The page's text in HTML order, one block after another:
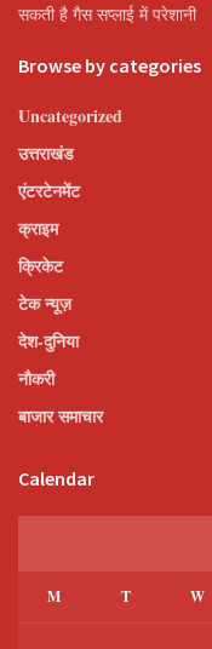
सकती है गैस सप्लाई में परेशानी
Browse by categories
Uncategorized
उत्तराखंड
एंटरटेनमेंट
क्राइम
क्रिकेट
टेक न्यूज़
देश-दुनिया
नौकरी
बाजार समाचार
Calendar
M T W